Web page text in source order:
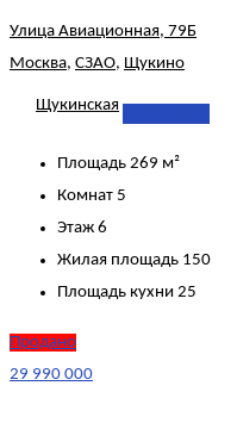
Улица Авиационная, 79Б
Москва, СЗАО, Щукино
Щукинская
Площадь 269 м²
Комнат 5
Этаж 6
Жилая площадь 150
Площадь кухни 25
Продано
29 990 000